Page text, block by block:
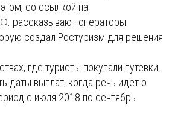
со ссылкой на
рассказывают операторы
создал Ростуризм для решения
где туристы покупали путевки,
даты выплат, когда речь идет о
с июля 2018 по сентябрь